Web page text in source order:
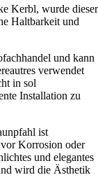
Kerbl, wurde dieser
Haltbarkeit und
und kann
verwendet
in sol
Installation zu
ist
Korrosion oder
und elegantes
wird die Ästhetik